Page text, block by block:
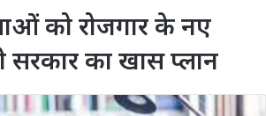
को रोजगार के नए
सरकार का खास प्लान